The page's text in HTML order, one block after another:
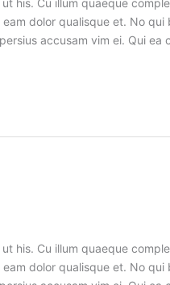
dolor qualisque et. No
accusam vim ei. Qui
his. Cu illum quaeque
dolor qualisque et. No